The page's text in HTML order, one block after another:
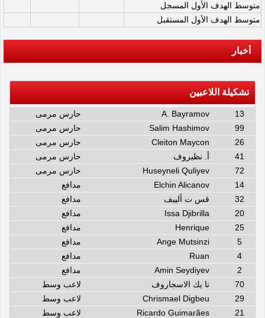
متوسط الهدف الأول المسجل
متوسط الهدف الأول المستقبل
أخبار
تشكيلة اللاعبين
13
A. Bayramov
حارس مرمى
99
Salim Hashimov
حارس مرمى
26
Cleiton Maycon
حارس مرمى
41
أ. نظيروف
حارس مرمى
72
Huseyneli Quliyev
حارس مرمى
14
Elchin Alicanov
مدافع
32
قس ت ألييف
مدافع
20
Issa Djibrilla
مدافع
25
Henrique
مدافع
5
Ange Mutsinzi
مدافع
4
Ruan
مدافع
2
Amin Seydiyev
مدافع
70
نا يك الاسجاروف
لاعب وسط
29
Chrismael Digbeu
لاعب وسط
21
Ricardo Guimarães
لاعب وسط